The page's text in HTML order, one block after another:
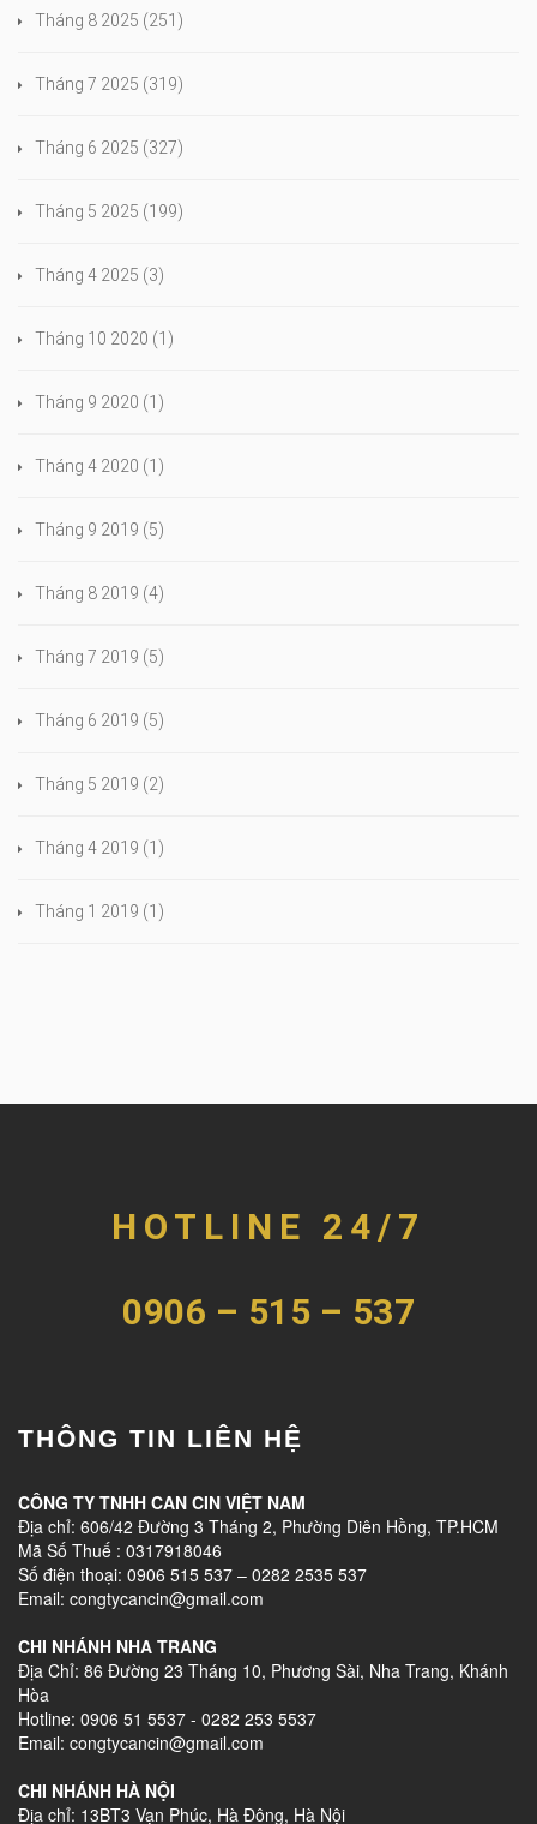
Tháng 8 2025 (251)
Tháng 7 2025 (319)
Tháng 6 2025 (327)
Tháng 5 2025 (199)
Tháng 4 2025 (3)
Tháng 10 2020 (1)
Tháng 9 2020 (1)
Tháng 4 2020 (1)
Tháng 9 2019 (5)
Tháng 8 2019 (4)
Tháng 7 2019 (5)
Tháng 6 2019 (5)
Tháng 5 2019 (2)
Tháng 4 2019 (1)
Tháng 1 2019 (1)
HOTLINE 24/7
0906 – 515 – 537
THÔNG TIN LIÊN HỆ
CÔNG TY TNHH CAN CIN VIỆT NAM
Địa chỉ: 606/42 Đường 3 Tháng 2, Phường Diên Hồng, TP.HCM
Mã Số Thuế : 0317918046
Số điện thoại: 0906 515 537 – 0282 2535 537
Email: congtycancin@gmail.com
CHI NHÁNH NHA TRANG
Địa Chỉ: 86 Đường 23 Tháng 10, Phương Sài, Nha Trang, Khánh
Hòa
Hotline: 0906 51 5537 - 0282 253 5537
Email: congtycancin@gmail.com
CHI NHÁNH HÀ NỘI
Địa chỉ: 13BT3 Vạn Phúc, Hà Đông, Hà Nội